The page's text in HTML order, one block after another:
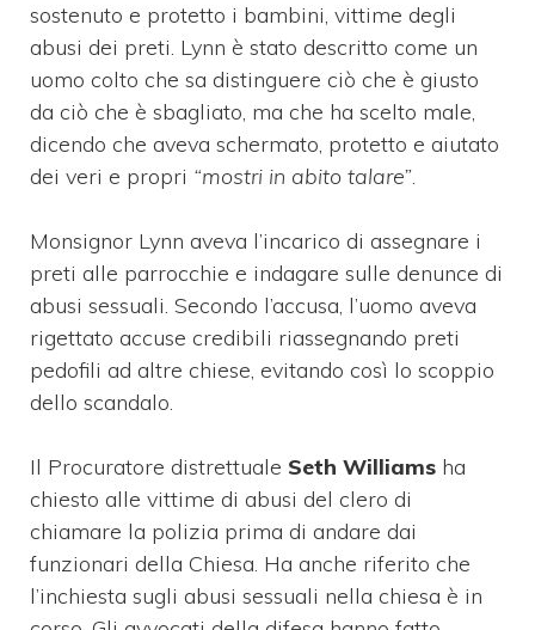
sostenuto e protetto i bambini, vittime degli
abusi dei preti. Lynn è stato descritto come un
uomo colto che sa distinguere ciò che è giusto
da ciò che è sbagliato, ma che ha scelto male,
dicendo che aveva schermato, protetto e aiutato
dei veri e propri “mostri in abito talare”.
Monsignor Lynn aveva l’incarico di assegnare i
preti alle parrocchie e indagare sulle denunce di
abusi sessuali. Secondo l’accusa, l’uomo aveva
rigettato accuse credibili riassegnando preti
pedofili ad altre chiese, evitando così lo scoppio
dello scandalo.
Il Procuratore distrettuale Seth Williams ha
chiesto alle vittime di abusi del clero di
chiamare la polizia prima di andare dai
funzionari della Chiesa. Ha anche riferito che
l’inchiesta sugli abusi sessuali nella chiesa è in